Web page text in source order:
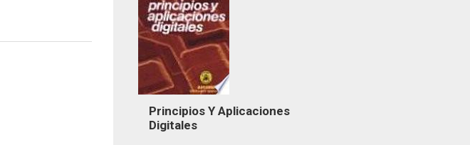
Principios Y Aplicaciones
Digitales